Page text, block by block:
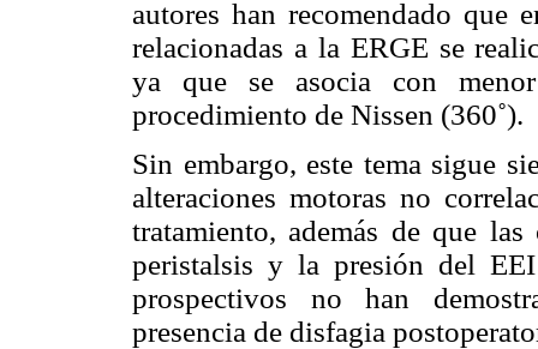
autores han recomendado que
relacionadas a la ERGE se
ya que se asocia con
procedimiento de Nissen (360˚).
Sin embargo, este tema sigue
alteraciones motoras no
tratamiento, además de que
peristalsis y la presión del
prospectivos no han
presencia de disfagia